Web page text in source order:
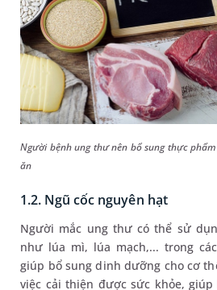
Người bệnh ung thư nên bổ sung thực
ăn
1.2. Ngũ cốc nguyên hạt
Người mắc ung thư có thể sử
như lúa mì, lúa mạch,... trong
giúp bổ sung dinh dưỡng cho cơ
việc cải thiện được sức khỏe,